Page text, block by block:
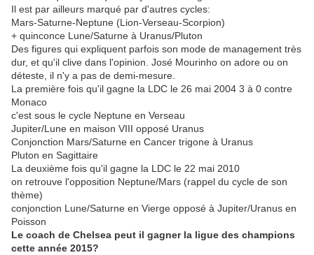
Il est par ailleurs marqué par d'autres cycles:
Mars-Saturne-Neptune (Lion-Verseau-Scorpion)
+ quinconce Lune/Saturne à Uranus/Pluton
Des figures qui expliquent parfois son mode de management très
dur, et qu'il clive dans l'opinion. José Mourinho on adore ou on
déteste, il n'y a pas de demi-mesure.
La première fois qu'il gagne la LDC le 26 mai 2004 3 à 0 contre
Monaco
c'est sous le cycle Neptune en Verseau
Jupiter/Lune en maison VIII opposé Uranus
Conjonction Mars/Saturne en Cancer trigone à Uranus
Pluton en Sagittaire
La deuxième fois qu'il gagne la LDC le 22 mai 2010
on retrouve l'opposition Neptune/Mars (rappel du cycle de son
thème)
conjonction Lune/Saturne en Vierge opposé à Jupiter/Uranus en
Poisson
Le coach de Chelsea peut il gagner la ligue des champions
cette année 2015?